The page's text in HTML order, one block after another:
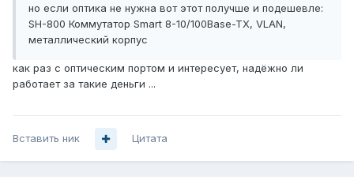
но если оптика не нужна вот этот получше и подешевле:
SH-800 Коммутатор Smart 8-10/100Base-TX, VLAN,
металлический корпус
как раз с оптическим портом и интересует, надёжно ли
работает за такие деньги ...
Вставить ник Цитата